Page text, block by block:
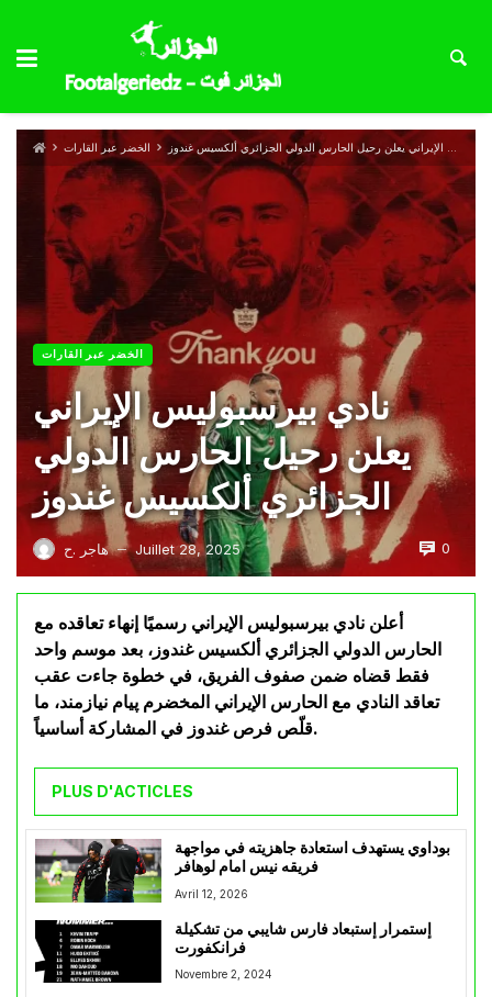
الخضر عبر القارات نادي بيرسبوليس الإيراني يعلن رحيل الحارس الدولي الجزائري ألكسيس غندوز
الخضر عبر القارات
نادي بيرسبوليس الإيراني
يعلن رحيل الحارس الدولي
الجزائري ألكسيس غندوز
هاجر .ح — Juillet 28, 2025 0
أعلن نادي بيرسبوليس الإيراني رسميًا إنهاء تعاقده مع
الحارس الدولي الجزائري ألكسيس غندوز، بعد موسم واحد
فقط قضاه ضمن صفوف الفريق، في خطوة جاءت عقب
تعاقد النادي مع الحارس الإيراني المخضرم پیام نیازمند، ما
قلّص فرص غندوز في المشاركة أساسياً.
PLUS D'ACTICLES
بوداوي يستهدف استعادة جاهزيته في مواجهة
فريقه نيس امام لوهافر
Avril 12, 2026
إستمرار إستبعاد فارس شايبي من تشكيلة
فرانكفورت
Novembre 2, 2024